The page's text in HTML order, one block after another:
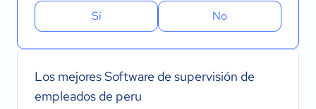
Sí No
Los mejores Software de supervisión de
empleados de peru